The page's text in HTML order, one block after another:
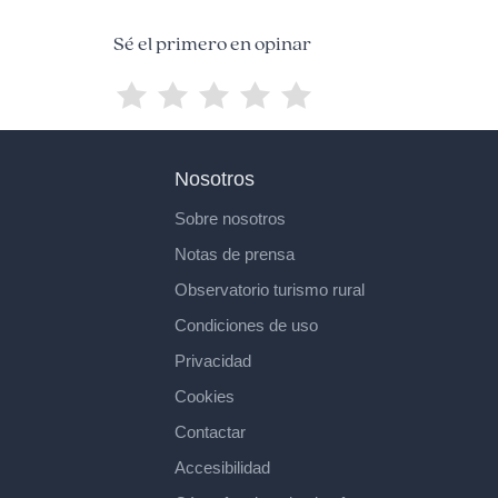
Sé el primero en opinar
Nosotros
Sobre nosotros
Notas de prensa
Observatorio turismo rural
Condiciones de uso
Privacidad
Cookies
Contactar
Accesibilidad